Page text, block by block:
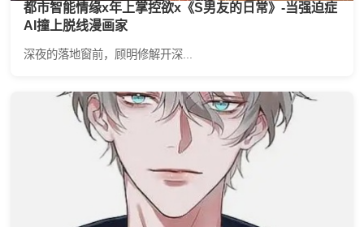
都市智能情缘x年上掌控欲x《S男友的日常》-当强迫症
AI撞上脱线漫画家
深夜的落地窗前，顾明修解开深...